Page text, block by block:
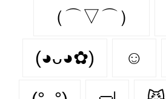
（⌒▽⌒）
(◕ᴗ◕✿) ☺️